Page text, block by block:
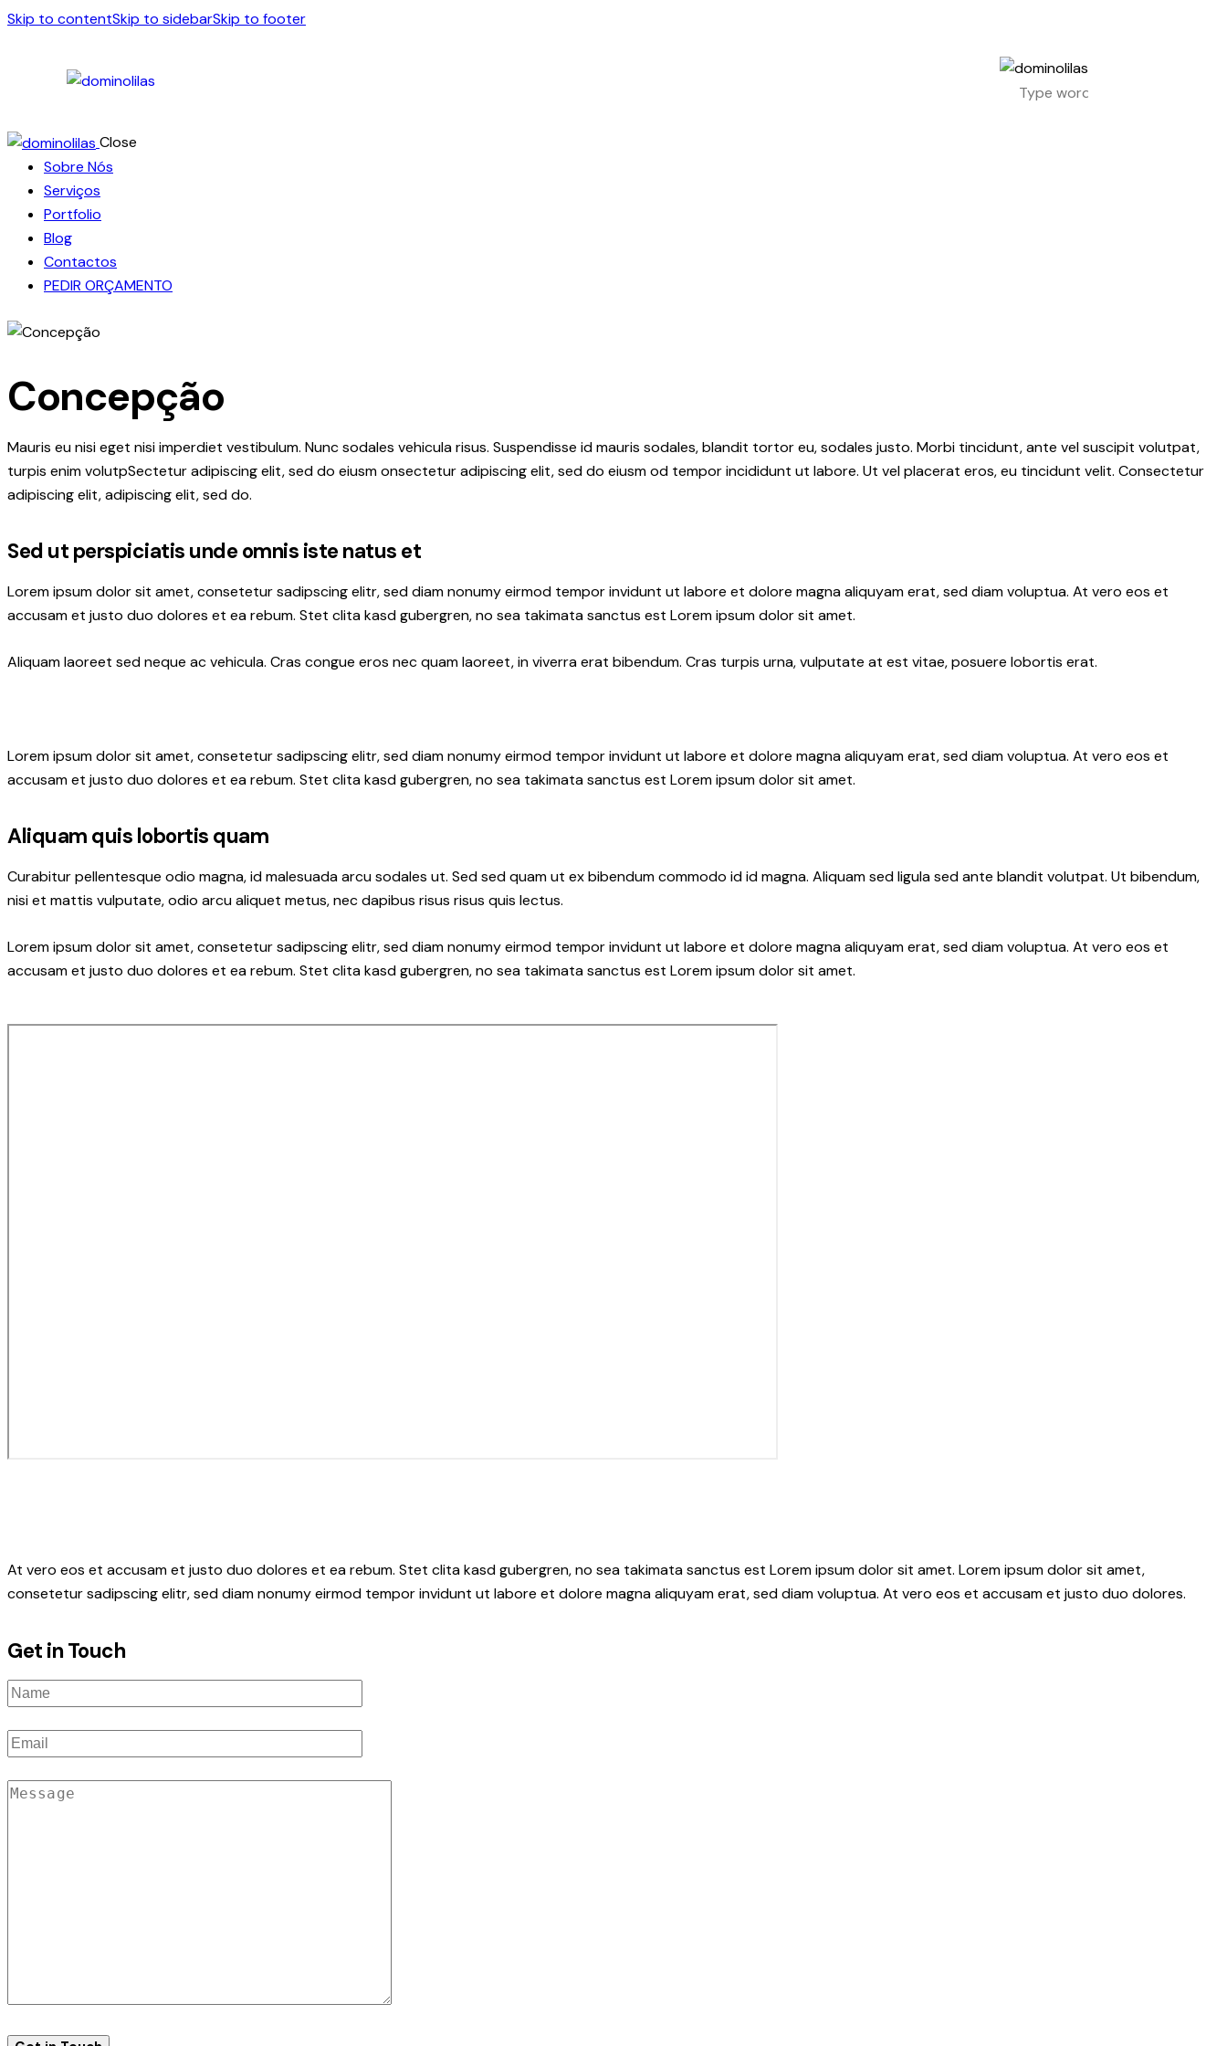
Skip to contentSkip to sidebarSkip to footer
Close
Sobre Nós
Serviços
Portfolio
Blog
Contactos
PEDIR ORÇAMENTO
Concepção
Mauris eu nisi eget nisi imperdiet vestibulum. Nunc sodales vehicula risus. Suspendisse id mauris sodales, blandit tortor eu, sodales justo. Morbi tincidunt, ante vel suscipit volutpat,
turpis enim volutpSectetur adipiscing elit, sed do eiusm onsectetur adipiscing elit, sed do eiusm od tempor incididunt ut labore. Ut vel placerat eros, eu tincidunt velit. Consectetur
adipiscing elit, adipiscing elit, sed do.
Sed ut perspiciatis unde omnis iste natus et
Lorem ipsum dolor sit amet, consetetur sadipscing elitr, sed diam nonumy eirmod tempor invidunt ut labore et dolore magna aliquyam erat, sed diam voluptua. At vero eos et
accusam et justo duo dolores et ea rebum. Stet clita kasd gubergren, no sea takimata sanctus est Lorem ipsum dolor sit amet.
Aliquam laoreet sed neque ac vehicula. Cras congue eros nec quam laoreet, in viverra erat bibendum. Cras turpis urna, vulputate at est vitae, posuere lobortis erat.
Lorem ipsum dolor sit amet, consetetur sadipscing elitr, sed diam nonumy eirmod tempor invidunt ut labore et dolore magna aliquyam erat, sed diam voluptua. At vero eos et
accusam et justo duo dolores et ea rebum. Stet clita kasd gubergren, no sea takimata sanctus est Lorem ipsum dolor sit amet.
Aliquam quis lobortis quam
Curabitur pellentesque odio magna, id malesuada arcu sodales ut. Sed sed quam ut ex bibendum commodo id id magna. Aliquam sed ligula sed ante blandit volutpat. Ut bibendum,
nisi et mattis vulputate, odio arcu aliquet metus, nec dapibus risus risus quis lectus.
Lorem ipsum dolor sit amet, consetetur sadipscing elitr, sed diam nonumy eirmod tempor invidunt ut labore et dolore magna aliquyam erat, sed diam voluptua. At vero eos et
accusam et justo duo dolores et ea rebum. Stet clita kasd gubergren, no sea takimata sanctus est Lorem ipsum dolor sit amet.
At vero eos et accusam et justo duo dolores et ea rebum. Stet clita kasd gubergren, no sea takimata sanctus est Lorem ipsum dolor sit amet. Lorem ipsum dolor sit amet,
consetetur sadipscing elitr, sed diam nonumy eirmod tempor invidunt ut labore et dolore magna aliquyam erat, sed diam voluptua. At vero eos et accusam et justo duo dolores.
Get in Touch